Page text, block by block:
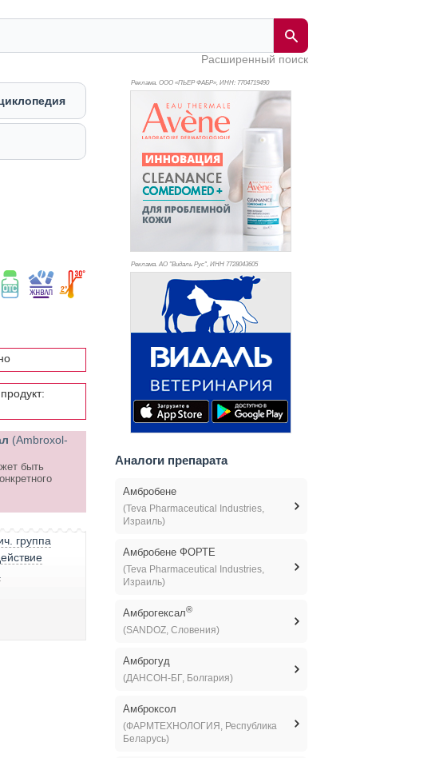
Расширенный поиск
(Ambroxol-
быть
группа
Реклама. ООО «ПЬЕР ФАБР», ИНН: 7704719490
Реклама. АО "Видаль Рус", ИНН 7728043605
Аналоги препарата
Амбробене
(Teva Pharmaceutical Industries,
Израиль)
Амбробене ФОРТЕ
(Teva Pharmaceutical Industries,
Израиль)
Амброгексал®
(SANDOZ, Словения)
Амброгуд
(ДАНСОН-БГ, Болгария)
Амброксол
(ФАРМТЕХНОЛОГИЯ, Республика
Беларусь)